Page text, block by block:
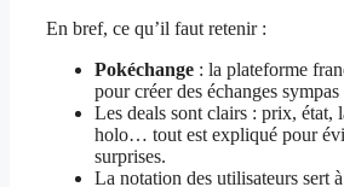
En bref, ce qu’il faut retenir :
Pokéchange : la plateforme
pour créer des échanges sympas
Les deals sont clairs : prix, état,
holo… tout est expliqué pour
surprises.
La notation des utilisateurs sert